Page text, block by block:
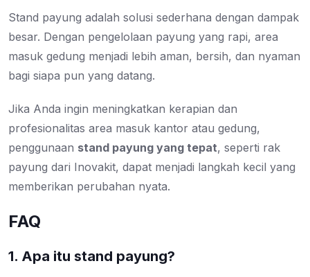
Stand payung adalah solusi sederhana dengan dampak
besar. Dengan pengelolaan payung yang rapi, area
masuk gedung menjadi lebih aman, bersih, dan nyaman
bagi siapa pun yang datang.
Jika Anda ingin meningkatkan kerapian dan
profesionalitas area masuk kantor atau gedung,
penggunaan stand payung yang tepat, seperti rak
payung dari Inovakit, dapat menjadi langkah kecil yang
memberikan perubahan nyata.
FAQ
1. Apa itu stand payung?